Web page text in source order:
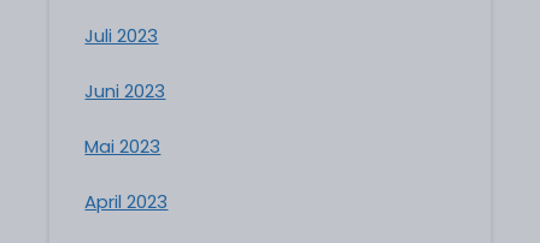
Juli 2023
Juni 2023
Mai 2023
April 2023